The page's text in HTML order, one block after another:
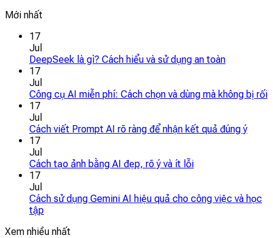
Mới nhất
17
Jul
DeepSeek là gì? Cách hiểu và sử dụng an toàn
17
Jul
Công cụ AI miễn phí: Cách chọn và dùng mà không bị rối
17
Jul
Cách viết Prompt AI rõ ràng để nhận kết quả đúng ý
17
Jul
Cách tạo ảnh bằng AI đẹp, rõ ý và ít lỗi
17
Jul
Cách sử dụng Gemini AI hiệu quả cho công việc và học
tập
Xem nhiều nhất